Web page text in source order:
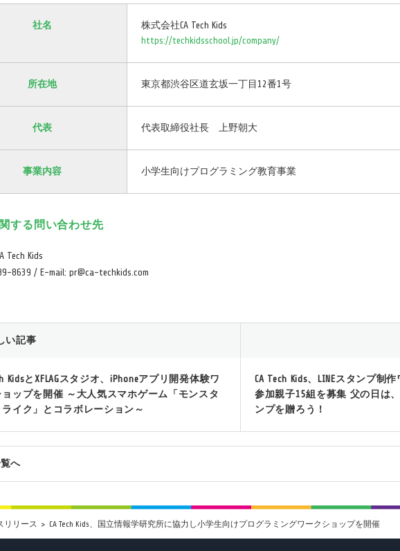
社名
株式会社CA Tech Kids
https://techkidsschool.jp/company/
所在地 東京都渋谷区道玄坂一丁目12番1号
代表 代表取締役社長 上野朝大
事業内容 小学生向けプログラミング教育事業
する問い合わせ先
Tech Kids
8639 / E-mail: pr@ca-techkids.com
い記事
KidsとXFLAGスタジオ、iPhoneアプリ開発体験ワ
ョップを開催 ～大人気スマホゲーム「モンスタ
ライク」とコラボレーション～
CA Tech Kids、LINEスタンプ制
参加親子15組を募集 父の日は
ンプを贈ろう！
へ
リリース CA Tech Kids、国立情報学研究所に協力し小学生向けプログラミングワークショップを開催